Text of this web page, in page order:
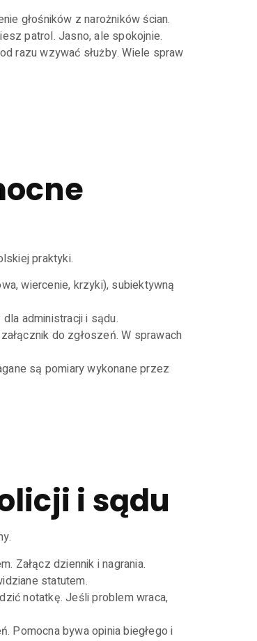
głośników z narożników ścian.
patrol. Jasno, ale spokojnie.
razu wzywać służby. Wiele spraw
praktyki.
wiercenie, krzyki), subiektywną
administracji i sądu.
do zgłoszeń. W sprawach
są pomiary wykonane przez
i sądu
Załącz dziennik i nagrania.
statutem.
notatkę. Jeśli problem wraca,
Pomocna bywa opinia biegłego i